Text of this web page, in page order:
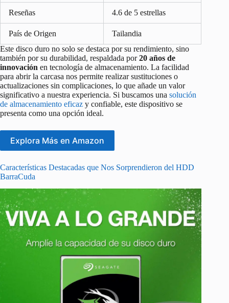
Reseñas 4.6 de 5 estrellas
País de Origen
Tailandia
Este disco duro no solo se destaca por su rendimiento, sino
también por su durabilidad, respaldada por20 años de
innovación en tecnología de almacenamiento. La facilidad
para abrir la carcasa nos permite realizar sustituciones o
actualizaciones sin complicaciones, lo que añade un valor
significativo a nuestra experiencia. Si buscamos una solución
de almacenamiento eficaz y confiable, este dispositivo se
presenta como una opción ideal.
Explora Más en Amazon
Características Destacadas que Nos Sorprendieron del HDD
BarraCuda